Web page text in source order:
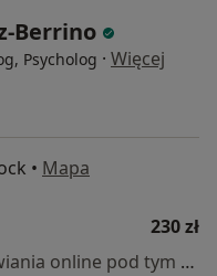
Berrino
Psycholog · Więcej
• Mapa
230 zł
Specjalista nie oferuje umawiania online pod tym adresem.